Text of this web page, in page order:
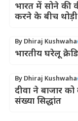
भारत में सोने की
करने के बीच
By Dhiraj Kushwaha
भारतीय घरेलू
By Dhiraj Kushwaha
दीवा ने बाजार
संख्या सिद्धांत